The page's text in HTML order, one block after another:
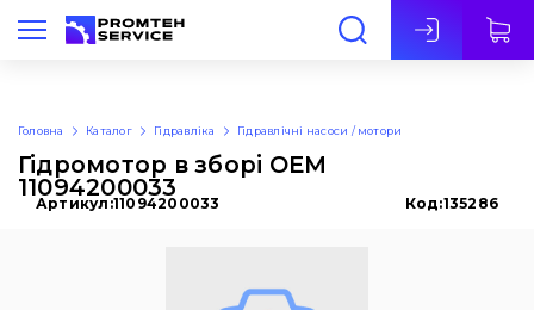
Укр
Головна Каталог Гідравліка Гідравлічні насоси / мотори
Гідромотор в зборі OEM
11094200033
Артикул:11094200033 Код:135286